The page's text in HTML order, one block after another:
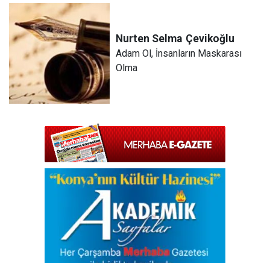
Nurten Selma Çevikoğlu
Adam Ol, İnsanların Maskarası
Olma